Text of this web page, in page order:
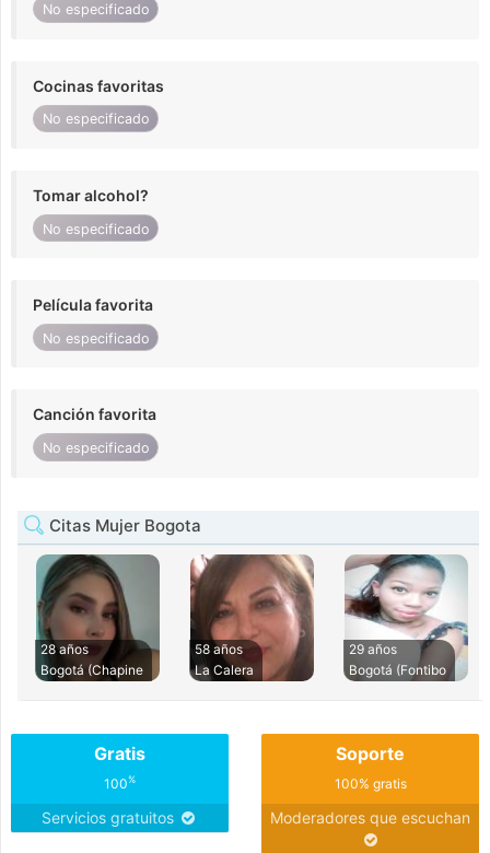
No especificado
Cocinas favoritas
No especificado
Tomar alcohol?
No especificado
Película favorita
No especificado
Canción favorita
No especificado
Citas Mujer Bogota
28 años
Bogotá (Chapine
58 años
La Calera
29 años
Bogotá (Fontibo
Gratis
100%
Servicios gratuitos
Soporte
100% gratis
Moderadores que escuchan